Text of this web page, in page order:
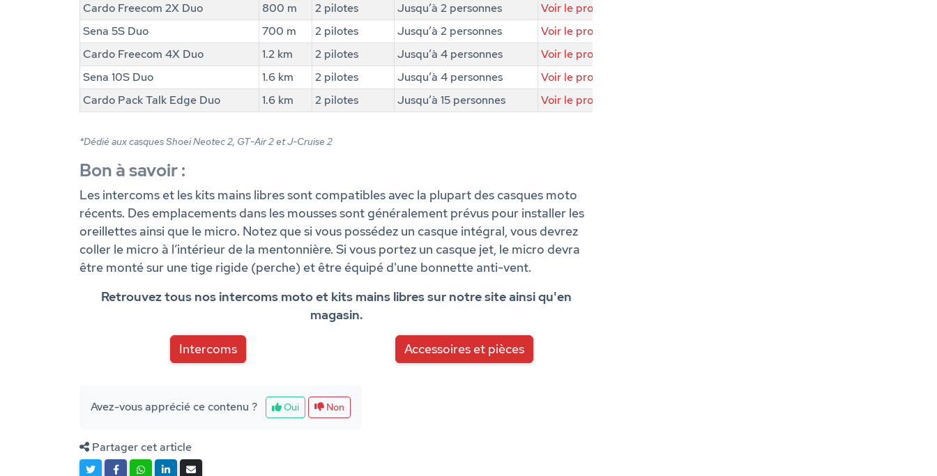
Cardo Freecom 2X Duo
800 m 2 pilotes Jusqu’à 2 personnes
Voir le produit
Sena 5S Duo
700 m 2 pilotes Jusqu’à 2 personnes
Voir le produit
Cardo Freecom 4X Duo
1.2 km 2 pilotes Jusqu’à 4 personnes
Voir le produit
Sena 10S Duo
1.6 km 2 pilotes Jusqu’à 4 personnes
Voir le produit
Cardo Pack Talk Edge Duo
1.6 km 2 pilotes Jusqu’à 15 personnes Voir le produit
*Dédié aux casques Shoei Neotec 2, GT-Air 2 et J-Cruise 2
Bon à savoir :
Les intercoms et les kits mains libres sont compatibles avec la plupart des casques moto
récents. Des emplacements dans les mousses sont généralement prévus pour installer les
oreillettes ainsi que le micro. Notez que si vous possédez un casque intégral, vous devrez
coller le micro à l’intérieur de la mentonnière. Si vous portez un casque jet, le micro devra
être monté sur une tige rigide (perche) et être équipé d'une bonnette anti-vent.
Retrouvez tous nos intercoms moto et kits mains libres sur notre site ainsi qu'en
magasin.
Intercoms Accessoires et pièces
Avez-vous apprécié ce contenu ? Oui Non
Partager cet article